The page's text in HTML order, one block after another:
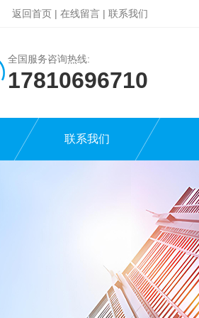
返回首页 | 在线留言 | 联系我们
全国服务咨询热线:
17810696710
联系我们